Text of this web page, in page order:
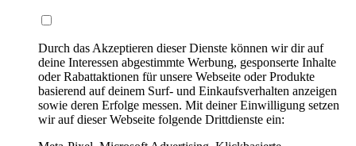
Durch das Akzeptieren dieser Dienste können wir dir auf
deine Interessen abgestimmte Werbung, gesponserte Inhalte
oder Rabattaktionen für unsere Webseite oder Produkte
basierend auf deinem Surf- und Einkaufsverhalten anzeigen
sowie deren Erfolge messen. Mit deiner Einwilligung setzen
wir auf dieser Webseite folgende Drittdienste ein: